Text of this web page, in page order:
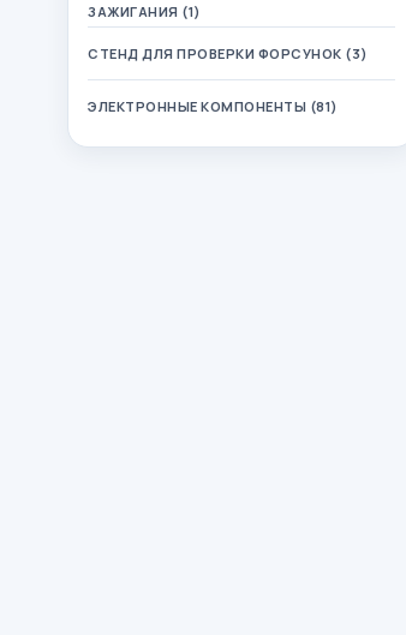
ЗАЖИГАНИЯ (1)
СТЕНД ДЛЯ ПРОВЕРКИ ФОРСУНОК (3)
ЭЛЕКТРОННЫЕ КОМПОНЕНТЫ (81)